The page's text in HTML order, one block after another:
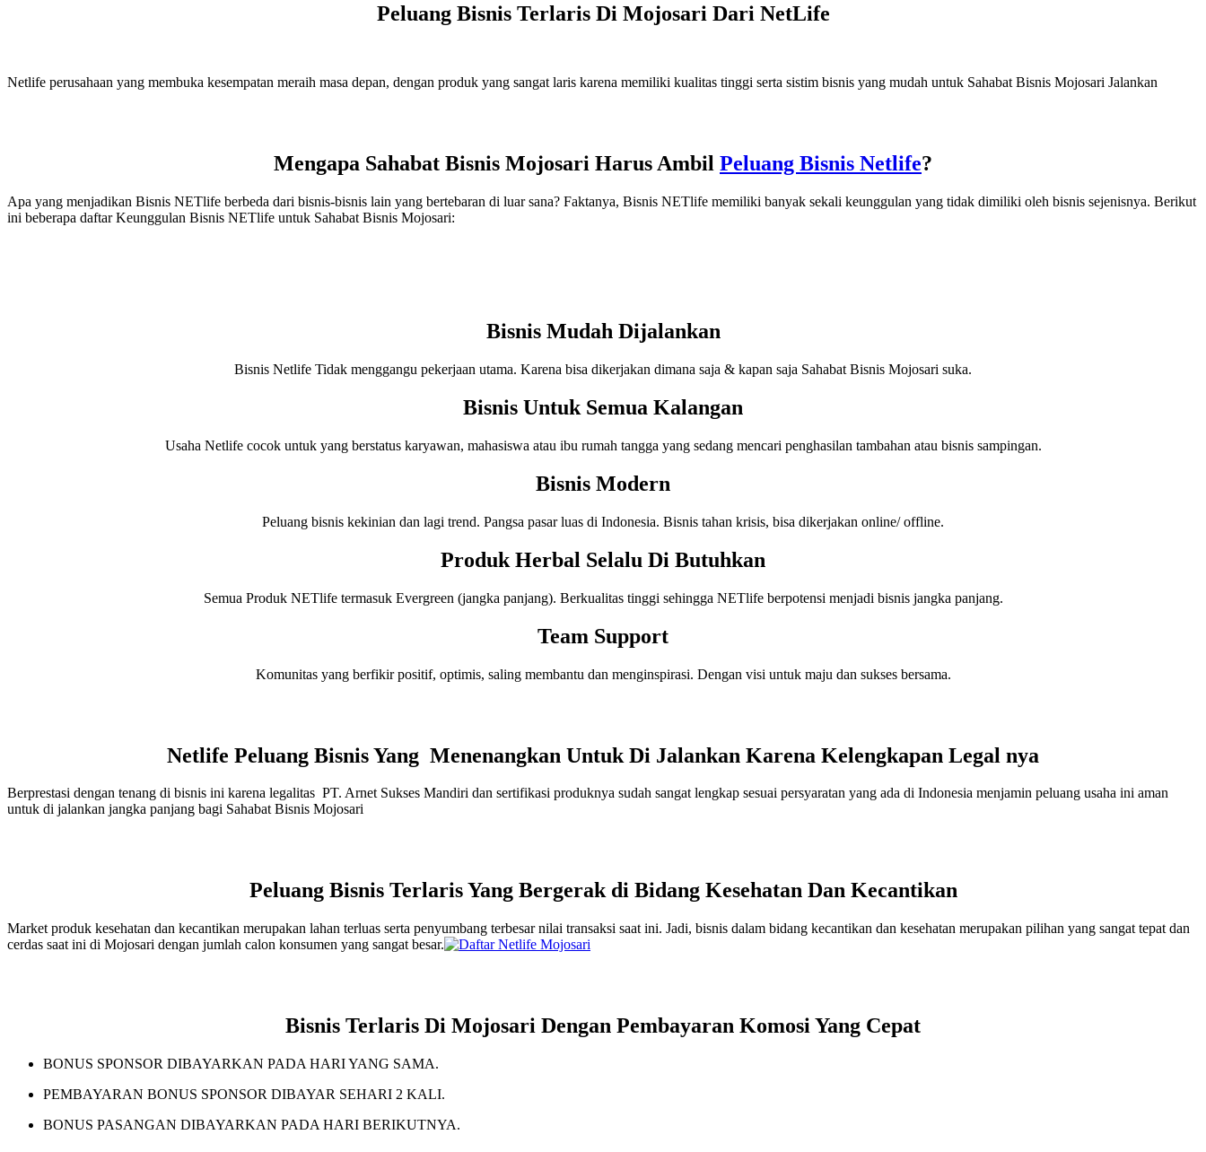
Peluang Bisnis Terlaris Di Mojosari Dari NetLife
Netlife perusahaan yang membuka kesempatan meraih masa depan, dengan produk yang sangat laris karena memiliki kualitas tinggi serta sistim bisnis yang mudah untuk Sahabat Bisnis Mojosari Jalankan
Mengapa Sahabat Bisnis Mojosari Harus Ambil Peluang Bisnis Netlife?
Apa yang menjadikan Bisnis NETlife berbeda dari bisnis-bisnis lain yang bertebaran di luar sana? Faktanya, Bisnis NETlife memiliki banyak sekali keunggulan yang tidak dimiliki oleh bisnis sejenisnya. Berikut
ini beberapa daftar Keunggulan Bisnis NETlife untuk Sahabat Bisnis Mojosari:
Bisnis Mudah Dijalankan
Bisnis Netlife Tidak menggangu pekerjaan utama. Karena bisa dikerjakan dimana saja & kapan saja Sahabat Bisnis Mojosari suka.
Bisnis Untuk Semua Kalangan
Usaha Netlife cocok untuk yang berstatus karyawan, mahasiswa atau ibu rumah tangga yang sedang mencari penghasilan tambahan atau bisnis sampingan.
Bisnis Modern
Peluang bisnis kekinian dan lagi trend. Pangsa pasar luas di Indonesia. Bisnis tahan krisis, bisa dikerjakan online/ offline.
Produk Herbal Selalu Di Butuhkan
Semua Produk NETlife termasuk Evergreen (jangka panjang). Berkualitas tinggi sehingga NETlife berpotensi menjadi bisnis jangka panjang.
Team Support
Komunitas yang berfikir positif, optimis, saling membantu dan menginspirasi. Dengan visi untuk maju dan sukses bersama.
Netlife Peluang Bisnis Yang Menenangkan Untuk Di Jalankan Karena Kelengkapan Legal nya
Berprestasi dengan tenang di bisnis ini karena legalitas PT. Arnet Sukses Mandiri dan sertifikasi produknya sudah sangat lengkap sesuai persyaratan yang ada di Indonesia menjamin peluang usaha ini aman
untuk di jalankan jangka panjang bagi Sahabat Bisnis Mojosari
Peluang Bisnis Terlaris Yang Bergerak di Bidang Kesehatan Dan Kecantikan
Market produk kesehatan dan kecantikan merupakan lahan terluas serta penyumbang terbesar nilai transaksi saat ini. Jadi, bisnis dalam bidang kecantikan dan kesehatan merupakan pilihan yang sangat tepat dan
cerdas saat ini di Mojosari dengan jumlah calon konsumen yang sangat besar.
Bisnis Terlaris Di Mojosari Dengan Pembayaran Komosi Yang Cepat
BONUS SPONSOR DIBAYARKAN PADA HARI YANG SAMA.
PEMBAYARAN BONUS SPONSOR DIBAYAR SEHARI 2 KALI.
BONUS PASANGAN DIBAYARKAN PADA HARI BERIKUTNYA.